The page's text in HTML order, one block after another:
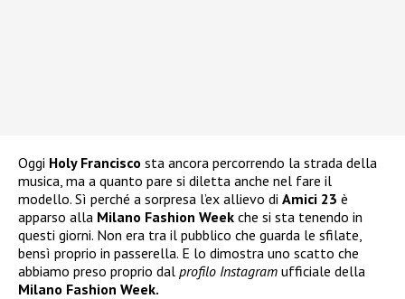
Oggi Holy Francisco sta ancora percorrendo la strada della
musica, ma a quanto pare si diletta anche nel fare il
modello. Sì perché a sorpresa l’ex allievo di Amici 23 è
apparso alla Milano Fashion Week che si sta tenendo in
questi giorni. Non era tra il pubblico che guarda le sfilate,
bensì proprio in passerella. E lo dimostra uno scatto che
abbiamo preso proprio dal profilo Instagram ufficiale della
Milano Fashion Week.